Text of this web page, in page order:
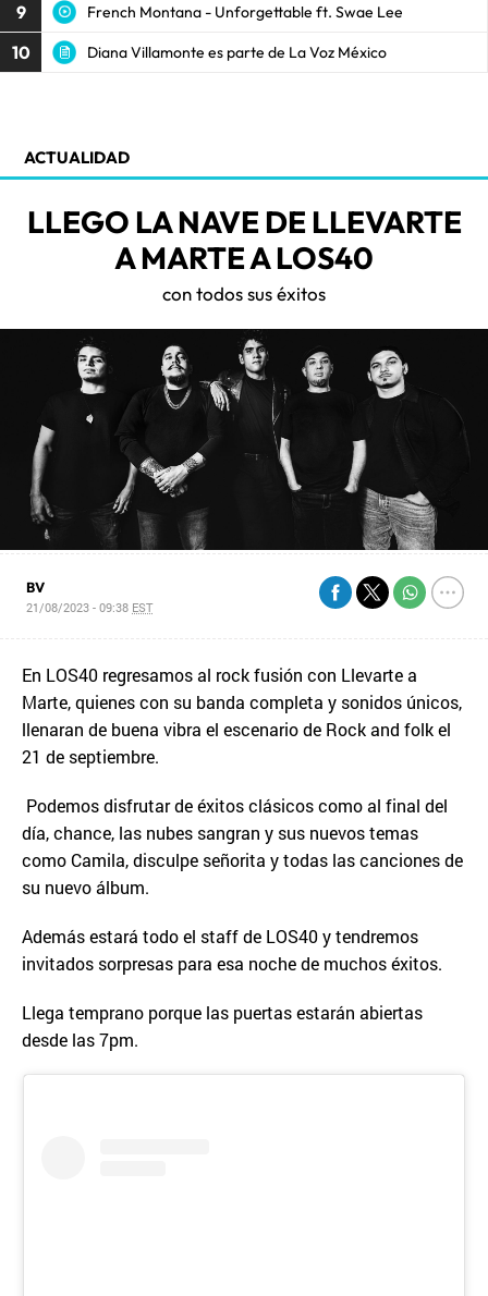
9 French Montana - Unforgettable ft. Swae Lee
10 Diana Villamonte es parte de La Voz México
ACTUALIDAD
LLEGO LA NAVE DE LLEVARTE
A MARTE A LOS40
con todos sus éxitos
BV
21/08/2023 - 09:38 EST
En LOS40 regresamos al rock fusión con Llevarte a
Marte, quienes con su banda completa y sonidos únicos,
llenaran de buena vibra el escenario de Rock and folk el
21 de septiembre.
Podemos disfrutar de éxitos clásicos como al final del
día, chance, las nubes sangran y sus nuevos temas
como Camila, disculpe señorita y todas las canciones de
su nuevo álbum.
Además estará todo el staff de LOS40 y tendremos
invitados sorpresas para esa noche de muchos éxitos.
Llega temprano porque las puertas estarán abiertas
desde las 7pm.